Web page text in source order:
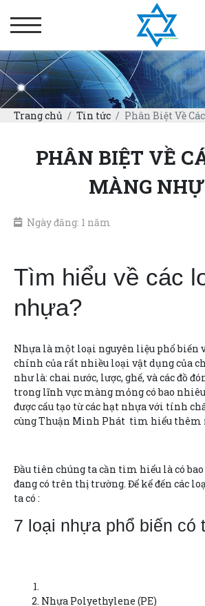
Trang chủ Tin tức Phân Biệt Về
PHÂN BIỆT VỀ
MÀNG
Ngày đăng: 1 năm
Tìm hiểu về các
nhựa?
Nhựa là một loại nguyên liệu phổ biến
chính của rất nhiều loại vật dụng của
như là: chai nước, lược, ghế, và các đồ
trong lĩnh vực màng mỏng có bao
được cấu tạo từ các hạt nhựa với tính
cùng Thuận Minh Phát tìm hiểu thêm
Đầu tiên chúng ta cần tìm hiểu là có
đang có trên thị trường. Để kể đến các
ta có :
7 loại nhựa phổ biến có
Nhựa Polyethylene (PE)